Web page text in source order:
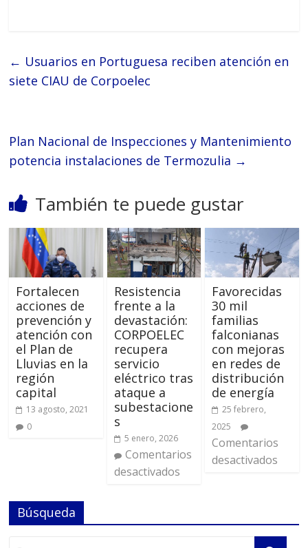
← Usuarios en Portuguesa reciben atención en
siete CIAU de Corpoelec
Plan Nacional de Inspecciones y Mantenimiento
potencia instalaciones de Termozulia →
También te puede gustar
Fortalecen
acciones de
prevención y
atención con
el Plan de
Lluvias en la
región
capital
13 agosto, 2021
0
Resistencia
frente a la
devastación:
CORPOELEC
recupera
servicio
eléctrico tras
ataque a
subestacione
s
5 enero, 2026
Comentarios
desactivados
Favorecidas
30 mil
familias
falconianas
con mejoras
en redes de
distribución
de energía
25 febrero,
2025
Comentarios
desactivados
Búsqueda